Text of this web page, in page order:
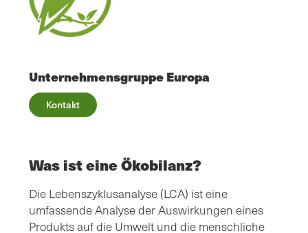
Unternehmensgruppe Europa
Kontakt
Was ist eine Ökobilanz?
Die Lebenszyklusanalyse (LCA) ist eine
umfassende Analyse der Auswirkungen eines
Produkts auf die Umwelt und die menschliche